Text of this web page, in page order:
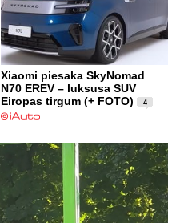
Xiaomi piesaka SkyNomad
N70 EREV – luksusa SUV
Eiropas tirgum (+ FOTO)
4